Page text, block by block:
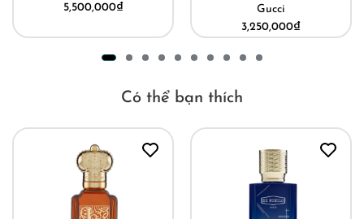
5,500,000₫
Gucci
3,250,000₫
Có thể bạn thích